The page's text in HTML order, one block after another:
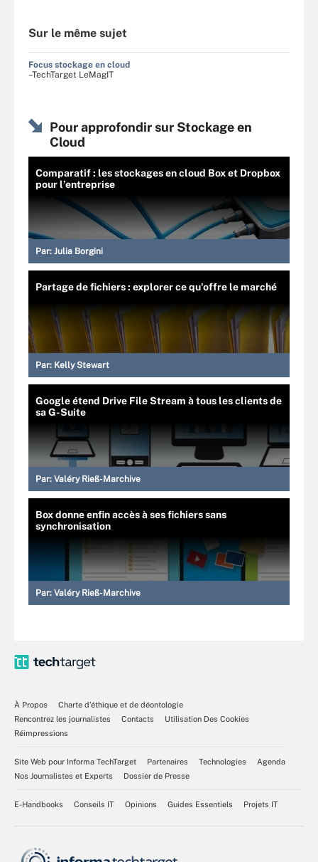
Sur le même sujet
Focus stockage en cloud
–TechTarget LeMagIT
Pour approfondir sur Stockage en
Cloud
Comparatif : les stockages en cloud Box et Dropbox
pour l’entreprise
Par: Julia Borgini
Partage de fichiers : explorer ce qu'offre le marché
Par: Kelly Stewart
Google étend Drive File Stream à tous les clients de
sa G-Suite
Par: Valéry Rieß-Marchive
Box donne enfin accès à ses fichiers sans
synchronisation
Par: Valéry Rieß-Marchive
À Propos
Charte d’éthique et de déontologie
Rencontrez les journalistes
Contacts
Utilisation Des Cookies
Réimpressions
Site Web pour Informa TechTarget Partenaires Technologies
Agenda
Nos Journalistes et Experts
Dossier de Presse
E-Handbooks Conseils IT Opinions Guides Essentiels Projets IT